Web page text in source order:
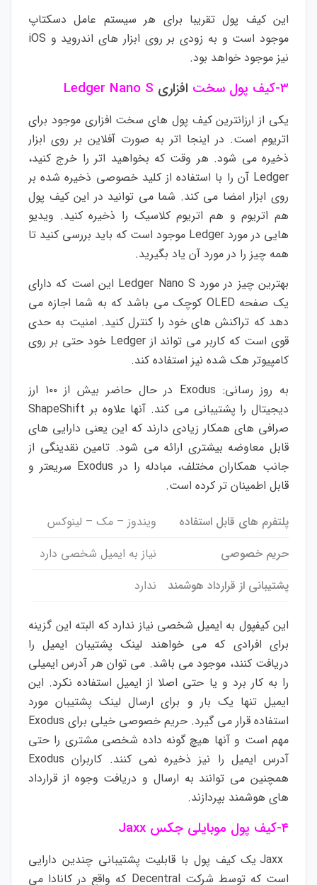
این کیف پول تقریبا برای هر سیستم عامل دسکتاپ
موجود است و به زودی بر روی ابزار های اندروید و iOS
نیز موجود خواهد بود.
۳- کیف پول سخت افزاری
یکی از ارزانترین کیف پول های سخت افزاری موجود برای
اتریوم است. در اینجا اتر به صورت آفلاین بر روی ابزار
ذخیره می شود. هر وقت که بخواهید اتر را خرج کنید،
Ledger آن را با استفاده از کلید خصوصی ذخیره شده بر
روی ابزار امضا می کند. شما می توانید در این کیف پول
هم اتریوم و هم اتریوم کلاسیک را ذخیره کنید. ویدیو
هایی در مورد Ledger موجود است که باید بررسی کنید تا
همه چیز را در مورد آن یاد بگیرید.
بهترین چیز در مورد Ledger Nano S این است که دارای
یک صفحه OLED کوچک می باشد که به شما اجازه می
دهد که تراکنش های خود را کنترل کنید. امنیت به حدی
قوی است که کاربر می تواند از Ledger خود حتی بر روی
کامپیوتر هک شده نیز استفاده کند.
به روز رسانی: Exodus در حال حاضر بیش از ۱۰۰ ارز
دیجیتال را پشتیبانی می کند. آنها علاوه بر ShapeShift
صرافی های همکار زیادی دارند که این یعنی دارایی های
قابل معاوضه بیشتری ارائه می شود. تامین نقدینگی از
جانب همکاران مختلف، مبادله را در Exodus سریعتر و
قابل اطمینان تر کرده است.
پلتفرم های قابل استفاده
ویندوز – مک – لینوکس
حریم خصوصی
نیاز به ایمیل شخصی دارد
پشتیبانی از قرارداد هوشمند
ندارد
این کیفپول به ایمیل شخصی نیاز ندارد که البته این گزینه
برای افرادی که می خواهند لینک پشتیبان ایمیل را
دریافت کنند، موجود می باشد. می توان هر آدرس ایمیلی
را به کار برد و یا حتی اصلا از ایمیل استفاده نکرد. این
ایمیل تنها یک بار و برای ارسال لینک پشتیبان مورد
استفاده قرار می گیرد. حریم خصوصی خیلی برای Exodus
مهم است و آنها هیچ گونه داده شخصی مشتری را حتی
آدرس ایمیل را نیز ذخیره نمی کنند. کاربران Exodus
همچنین می توانند به ارسال و دریافت وجوه از قرارداد
های هوشمند بپردازند.
۴-کیف پول موبایلی جکس Jaxx
Jaxx یک کیف پول با قابلیت پشتیبانی چندین دارایی
است که توسط شرکت Decentral که واقع در کانادا می